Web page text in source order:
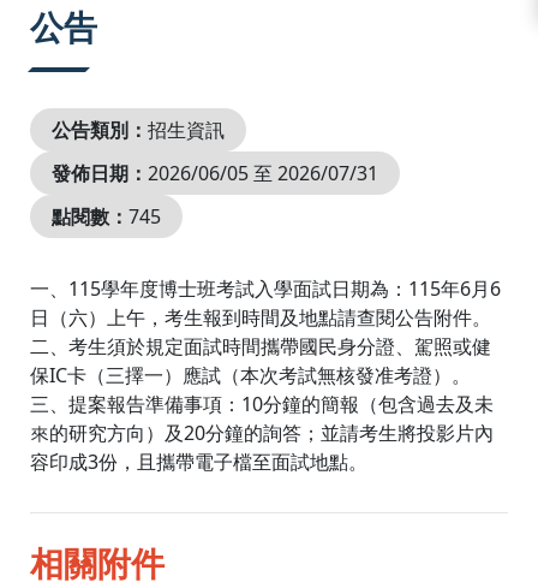
公告
公告類別： 招生資訊
發佈日期： 2026/06/05 至 2026/07/31
點閱數： 745
一、115學年度博士班考試入學面試日期為：115年6月6
日（六）上午，考生報到時間及地點請查閱公告附件。
二、考生須於規定面試時間攜帶國民身分證、駕照或健
保IC卡（三擇一）應試（本次考試無核發准考證）。
三、提案報告準備事項：10分鐘的簡報（包含過去及未
來的研究方向）及20分鐘的詢答；並請考生將投影片內
容印成3份，且攜帶電子檔至面試地點。
相關附件